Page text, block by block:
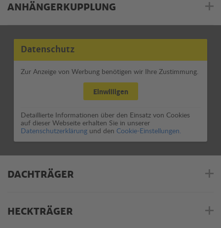
ANHÄNGERKUPPLUNG
Datenschutz
Zur Anzeige von Werbung benötigen wir Ihre Zustimmung.
Einwilligen
Detaillierte Informationen über den Einsatz von Cookies
auf dieser Webseite erhalten Sie in unserer
Datenschutzerklärung und den Cookie-Einstellungen.
DACHTRÄGER
HECKTRÄGER